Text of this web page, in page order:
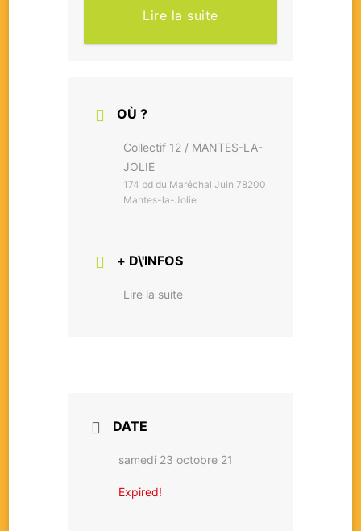
Lire la suite
OÙ ?
Collectif 12 / MANTES-LA-
JOLIE
174 bd du Maréchal Juin 78200
Mantes-la-Jolie
+ D\'INFOS
Lire la suite
DATE
samedi 23 octobre 21
Expired!